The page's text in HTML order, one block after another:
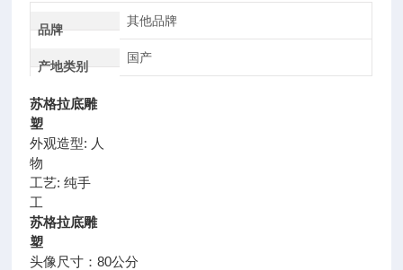
品牌
其他品牌
产地类别
国产
苏格拉底雕
塑
外观造型: 人
物
工艺: 纯手
苏格拉底雕
塑
头像尺寸：80公分